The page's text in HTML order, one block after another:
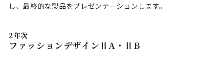
し、最終的な製品をプレゼンテーションします。
2年次
ファッションデザインⅡA・ⅡB